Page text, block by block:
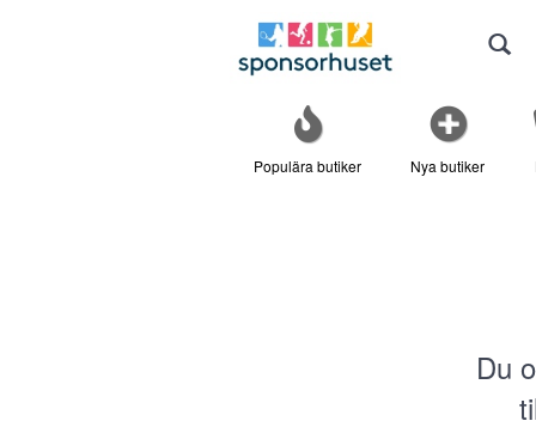
Populära butiker Nya butiker
Du